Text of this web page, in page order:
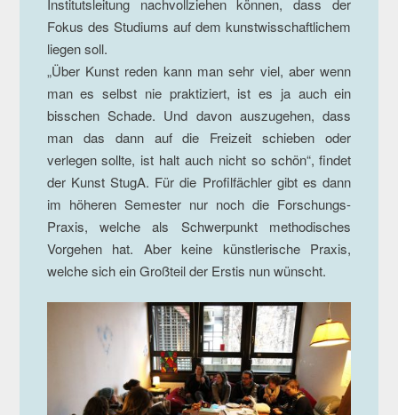
Institutsleitung nachvollziehen können, dass der
Fokus des Studiums auf dem kunstwisschaftlichem
liegen soll.
„Über Kunst reden kann man sehr viel, aber wenn
man es selbst nie praktiziert, ist es ja auch ein
bisschen Schade. Und davon auszugehen, dass
man das dann auf die Freizeit schieben oder
verlegen sollte, ist halt auch nicht so schön“, findet
der Kunst StugA. Für die Profilfächler gibt es dann
im höheren Semester nur noch die Forschungs-
Praxis, welche als Schwerpunkt methodisches
Vorgehen hat. Aber keine künstlerische Praxis,
welche sich ein Großteil der Erstis nun wünscht.